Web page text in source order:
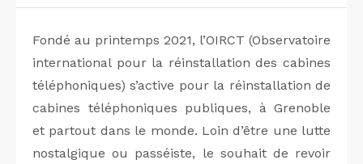
Fondé au printemps 2021, l’OIRCT (Observatoire
international pour la réinstallation des cabines
téléphoniques) s’active pour la réinstallation de
cabines téléphoniques publiques, à Grenoble
et partout dans le monde. Loin d’être une lutte
nostalgique ou passéiste, le souhait de revoir